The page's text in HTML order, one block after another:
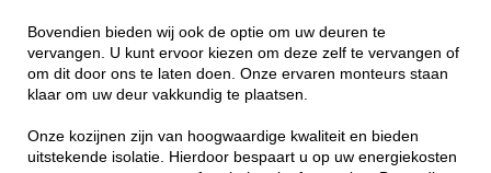
Bovendien bieden wij ook de optie om uw deuren te
vervangen. U kunt ervoor kiezen om deze zelf te vervangen of
om dit door ons te laten doen. Onze ervaren monteurs staan
klaar om uw deur vakkundig te plaatsen.
Onze kozijnen zijn van hoogwaardige kwaliteit en bieden
uitstekende isolatie. Hierdoor bespaart u op uw energiekosten